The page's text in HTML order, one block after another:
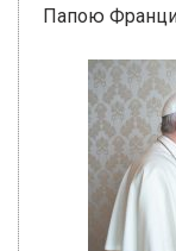
Папою